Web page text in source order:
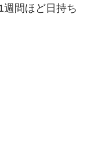
間ほど日持ち